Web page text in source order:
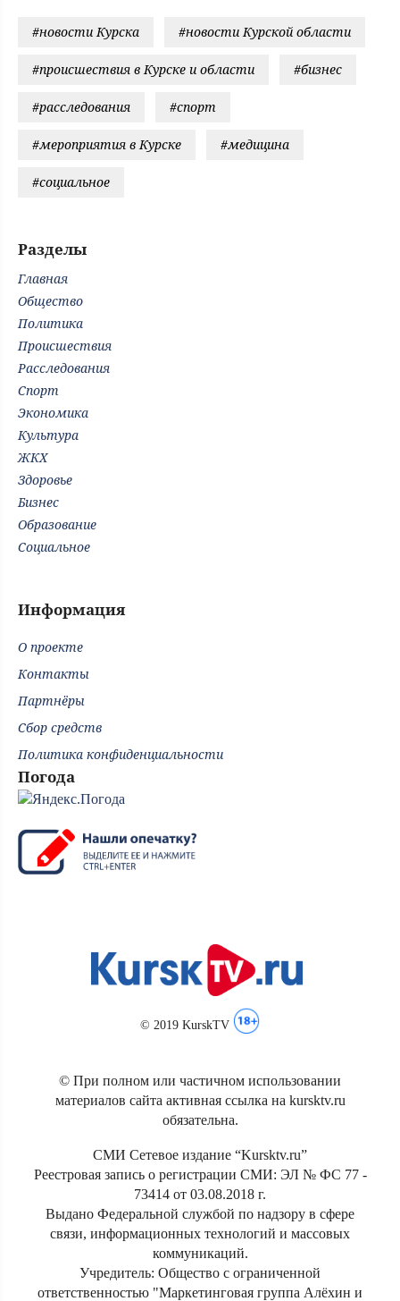
#новости Курска #новости Курской области
#происшествия в Курске и области #бизнес
#расследования #спорт
#мероприятия в Курске #медицина
#социальное
Разделы
Главная
Общество
Политика
Происшествия
Расследования
Спорт
Экономика
Культура
ЖКХ
Здоровье
Бизнес
Образование
Социальное
Информация
О проекте
Контакты
Партнёры
Сбор средств
Политика конфиденциальности
Погода
© 2019 KurskTV
© При полном или частичном использовании
материалов сайта активная ссылка на kursktv.ru
обязательна.
СМИ Сетевое издание “Kursktv.ru”
Реестровая запись о регистрации СМИ: ЭЛ № ФС 77 -
73414 от 03.08.2018 г.
Выдано Федеральной службой по надзору в сфере
связи, информационных технологий и массовых
коммуникаций.
Учредитель: Общество с ограниченной
ответственностью "Маркетинговая группа Алёхин и